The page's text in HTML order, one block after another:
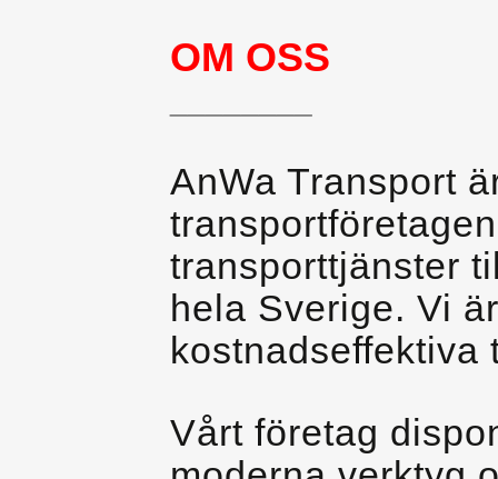
OM OSS
AnWa Transport
transporttjänster
hela Sverige. Vi
kostnadseffektiva
Vårt företag